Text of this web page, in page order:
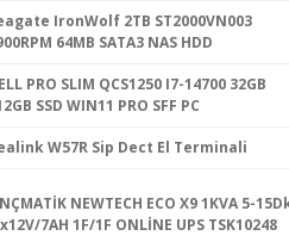
IronWolf 2TB ST2000VN003
64MB SATA3 NAS HDD
PRO SLIM QCS1250 I7-14700 32GB
SSD WIN11 PRO SFF PC
W57R Sip Dect El Terminali